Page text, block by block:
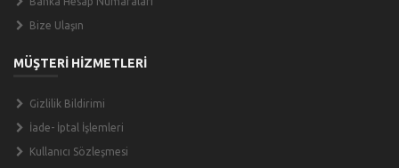
Bize Ulaşın
MÜŞTERİ HİZMETLERİ
Gizlilik Bildirimi
İade- İptal İşlemleri
Kullanıcı Sözleşmesi